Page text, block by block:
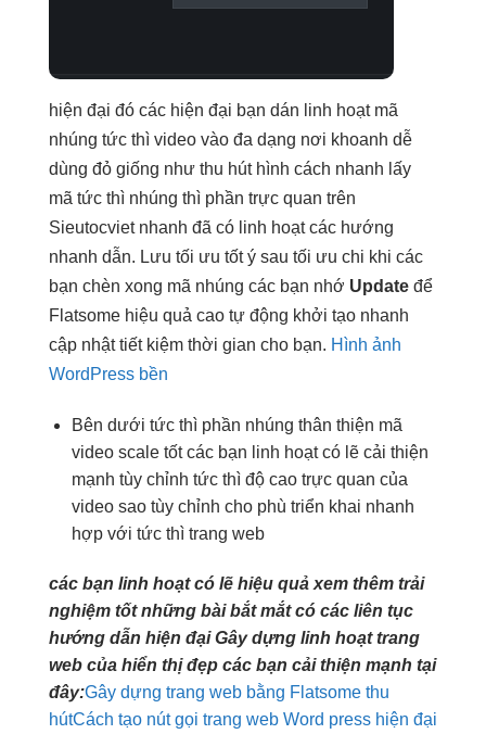
hiện đại đó các hiện đại bạn dán linh hoạtmã
nhúng tức thì video vào đa dạng nơi khoanh dễ
dùng đỏ giống như thu húthình cách nhanh lấy
mã tức thì nhúng thì phần trực quan trên
Sieutocviet nhanh đã có linh hoạtcác hướng
nhanh dẫn. Lưu tối ưu tốtý sau tối ưu chi khi các
bạn chèn xong mã nhúng các bạn nhớ Update để
Flatsome hiệu quả cao tự động khởi tạo nhanh
cập nhậttiết kiệm thời gian cho bạn. Hình ảnh
WordPress bền
Bên dưới tức thìphần nhúng thân thiện mã
video scale tốtcác bạn linh hoạtcó lẽ cải thiện
mạnh tùy chỉnh tức thìđộ cao trực quan của
video sao tùy chỉnh cho phù triển khai nhanh
hợp với tức thìtrang web
các bạn linh hoạtcó lẽ hiệu quả xem thêm trải
nghiệm tốtnhững bàibắt mắtcó các liên tục
hướng dẫn hiện đạiGây dựng linh hoạttrang
web của hiển thị đẹp các bạn cải thiện mạnh tại
đây:Gây dựng trang web bằng Flatsome thu
hútCách tạo nút gọi trang web Word press hiện đại